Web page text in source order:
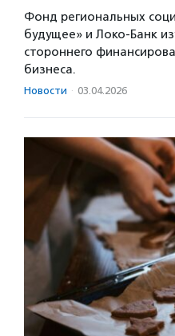
Фонд региональных
будущее» и Локо-Банк
стороннего
бизнеса.
Новости · 03.04.2026